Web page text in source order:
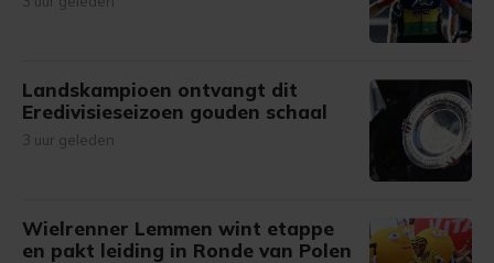
Landskampioen ontvangt dit
Eredivisieseizoen gouden schaal
3 uur geleden
Wielrenner Lemmen wint etappe
en pakt leiding in Ronde van Polen